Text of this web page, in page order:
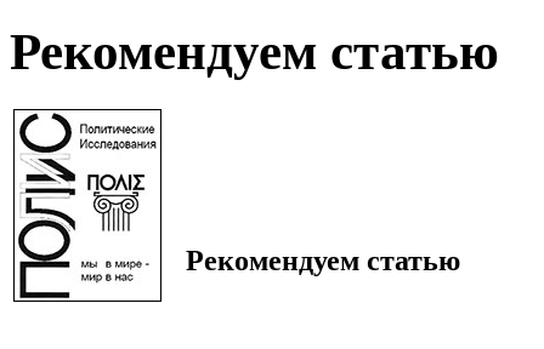
Рекомендуем статью
Рекомендуем статью